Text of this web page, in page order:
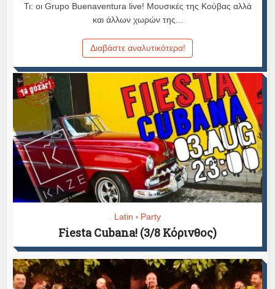
Τι: οι Grupo Buenaventura live! Μουσικές της Κούβας αλλά
και άλλων χωρών της...
Διαβάστε αναλυτικότερα!
Latin • Party
Fiesta Cubana! (3/8 Κόρινθος)